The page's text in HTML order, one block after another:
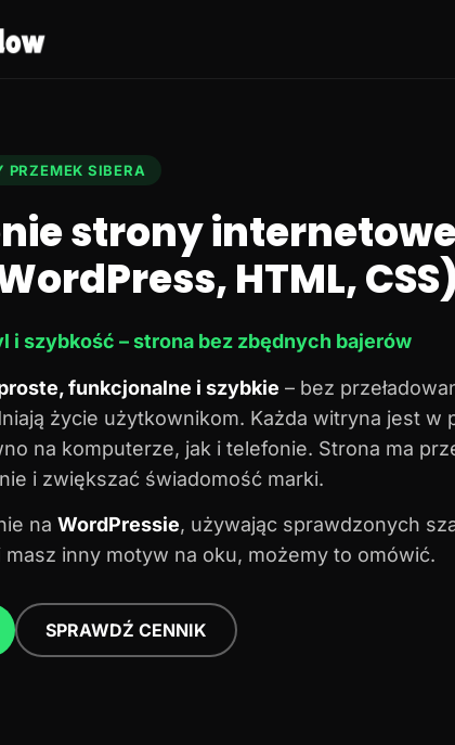
PRZEMEK SIBERA
strony
HTML,
i szybkość – strona bez zbędnych bajerów
funkcjonalne i szybkie – bez
życie użytkownikom. Każda witryna jest w
na komputerze, jak i telefonie. Strona ma
i zwiększać świadomość marki.
na WordPressie, używając sprawdzonych
masz inny motyw na oku, możemy to omówić.
SPRAWDŹ CENNIK